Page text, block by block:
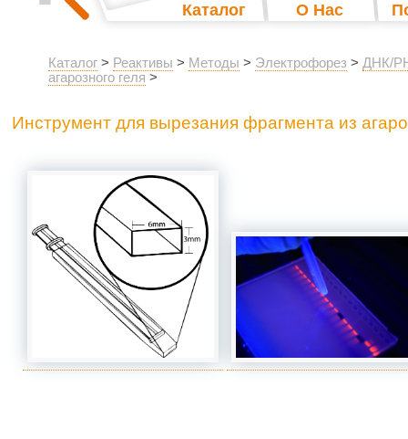
Каталог О Нас
Каталог > Реактивы > Методы > Электрофорез > ДНК/
агарозного геля >
Инструмент для вырезания фрагмента из